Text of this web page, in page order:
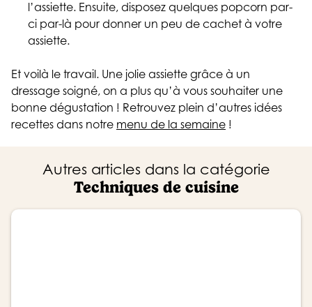
l’assiette. Ensuite, disposez quelques popcorn par-
ci par-là pour donner un peu de cachet à votre
assiette.
Et voilà le travail. Une jolie assiette grâce à un
dressage soigné, on a plus qu’à vous souhaiter une
bonne dégustation ! Retrouvez plein d’autres idées
recettes dans notre menu de la semaine !
Autres articles dans la catégorie
Techniques de cuisine